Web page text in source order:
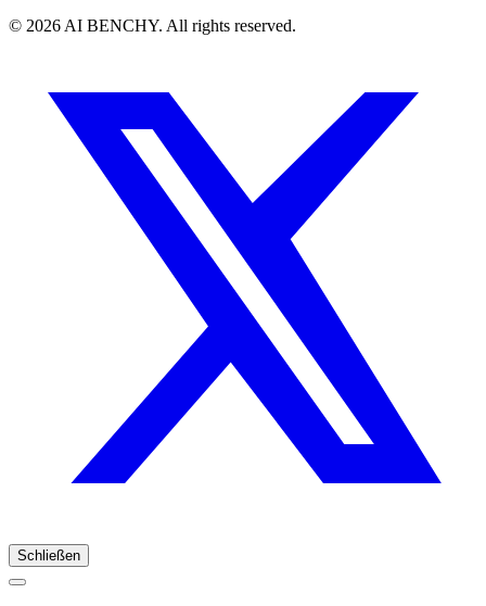
© 2026 AI BENCHY. All rights reserved.
Schließen